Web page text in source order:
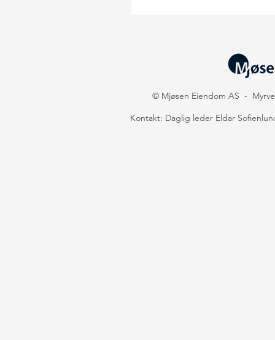
© Mjøsen Eiendom AS -
Kontakt: Daglig leder Eldar